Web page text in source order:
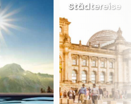
Städtereise